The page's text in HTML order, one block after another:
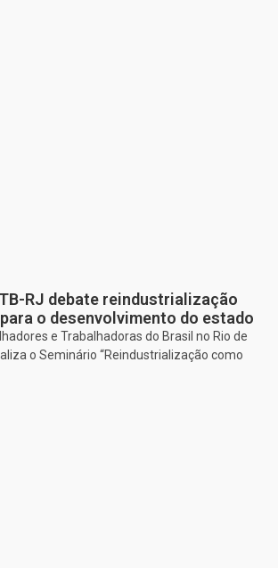
RJ debate reindustrialização
o desenvolvimento do estado
e Trabalhadoras do Brasil no Rio de
o Seminário “Reindustrialização como